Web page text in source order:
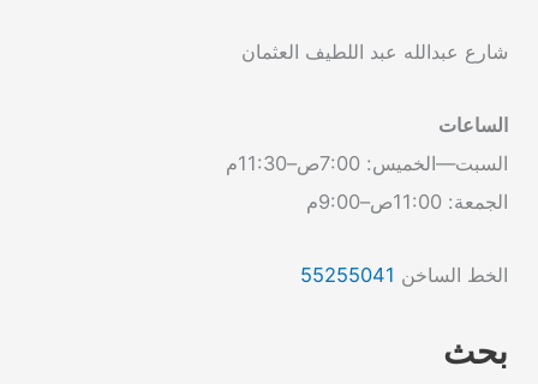
شارع عبدالله عبد اللطيف العثمان
الساعات
السبت—الخميس: 7:00ص–11:30م
الجمعة: 11:00ص–9:00م
الخط الساخن 55255041
بحث